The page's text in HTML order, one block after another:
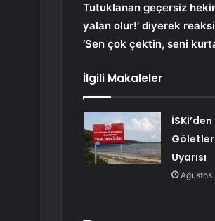
Tutuklanan geçersiz
yalan olur!’ diyerek
‘Sen çok çektin, seni
İlgili Makaleler
Uyarısı
Ağustos